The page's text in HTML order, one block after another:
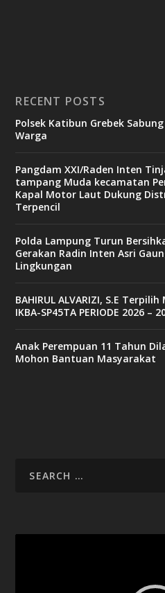
RECENT POSTS
Polsek Katibun Grebek
Warga
Pangdam XXI/Raden Inten
tampang Muda kecamatan
Kapal Motor Laut Dukung
Terpencil
Polda Lampung Turun
Gerakan Radin Inten Asri
Lingkungan
BAHIRUL ALVARIZI, S.E
IKBA-SP45TA PERIODE 2026 –
Anak Perempuan 11 Tahun
Mohon Bantuan Masyarakat